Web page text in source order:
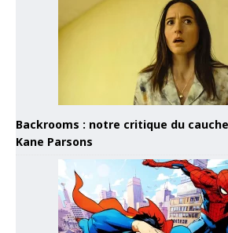
Backrooms : notre critique du
Kane Parsons